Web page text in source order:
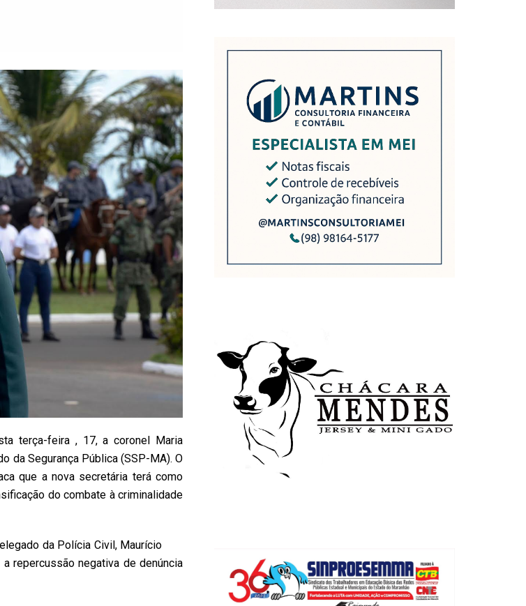
terça-feira , 17, a coronel Maria
da Segurança Pública (SSP-MA). O
que a nova secretária terá como
do combate à criminalidade
da Polícia Civil, Maurício
repercussão negativa de denúncia